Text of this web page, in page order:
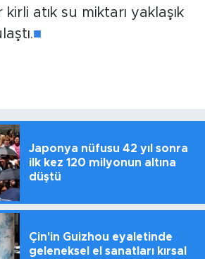
atık su miktarı yaklaşık
■
Japonya nüfusu 42 yıl sonra
ilk kez 120 milyonun altına
düştü
Çin'in Guizhou eyaletinde
geleneksel el sanatları kırsal